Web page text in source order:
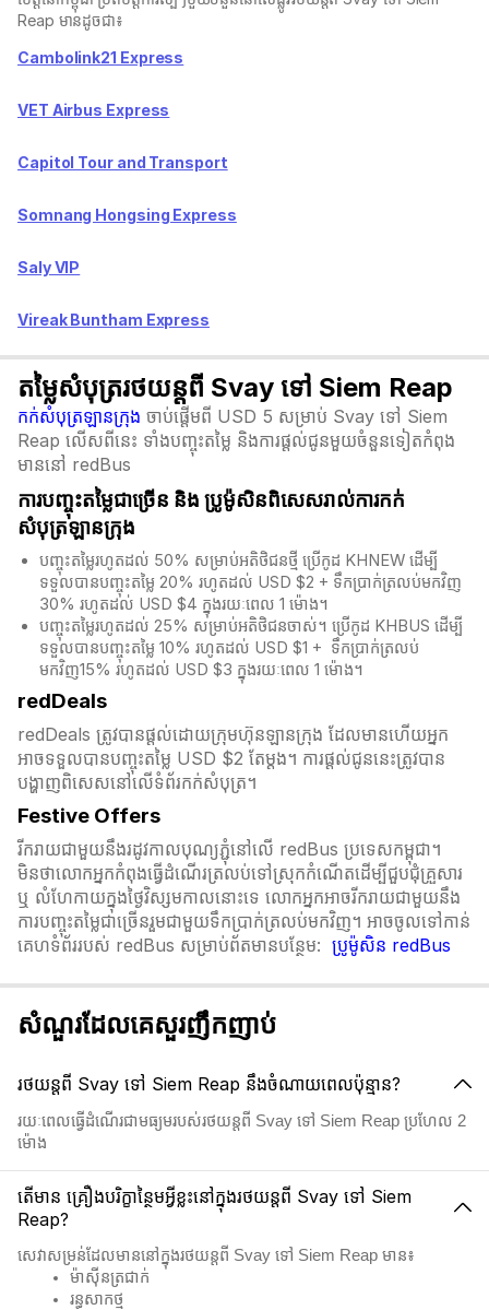
Reap មានដូចជា៖
Cambolink21 Express
VET Airbus Express
Capitol Tour and Transport
Somnang Hongsing Express
Saly VIP
Vireak Buntham Express
តម្លៃសំបុត្ររថយន្តពី Svay ទៅ Siem Reap
កក់សំបុត្រឡានក្រុង ចាប់ផ្តើមពី USD 5 សម្រាប់ Svay ទៅ Siem
Reap លើសពីនេះ ទាំងបញ្ចុះតម្លៃ និងការផ្តល់ជូនមួយចំនួនទៀតកំពុង
មាននៅ redBus
ការបញ្ចុះតម្លៃជាច្រើន និង​ ប្រូម៉ូសិនពិសេសរាល់ការកក់
សំបុត្រឡានក្រុង
បញ្ចុះតម្លៃរហូតដល់ 50% សម្រាប់អតិថិជនថ្មី ប្រើកូដ KHNEW ដើម្បី
ទទួលបានបញ្ចុះតម្លៃ 20% រហូតដល់ USD $2 + ទឹកប្រាក់ត្រលប់មកវិញ
30% រហូតដល់ USD $4 ក្នុងរយៈពេល 1 ម៉ោង។
បញ្ចុះតម្លៃរហូតដល់ 25% សម្រាប់អតិថិជនចាស់។ ប្រើកូដ KHBUS ដើម្បី
ទទួលបានបញ្ចុះតម្លៃ 10% រហូតដល់ USD $1 + ទឹកប្រាក់ត្រលប់
មកវិញ15% រហូតដល់ USD $3 ក្នុងរយៈពេល 1 ម៉ោង។
redDeals
redDeals ត្រូវបានផ្តល់ដោយក្រុមហ៊ុនឡានក្រុង ដែលមានហើយអ្នក
អាចទទួលបានបញ្ចុះតម្លៃ USD $2 តែម្ដង។ ការផ្តល់ជូននេះត្រូវបាន
បង្ហាញពិសេសនៅលើទំព័រកក់សំបុត្រ។​​
Festive Offers
រីករាយជាមួយនឹងរដូវកាលបុណ្យភ្ជុំ​នៅលើ redBus ប្រទេសកម្ពុជា។
មិនថាលោកអ្នកកំពុងធ្វើដំណើរត្រលប់ទៅស្រុកកំណើតដើម្បីជួបជុំគ្រួសារ
ឬ លំហែកាយក្នុងថ្ងៃវិស្សមកាលនោះទេ លោកអ្នកអាចរីករាយជាមួយនឹង
ការបញ្ចុះតម្លៃជាច្រើនរួមជាមួយទឹកប្រាក់ត្រលប់មកវិញ។ អាចចូលទៅកាន់
គេហទំព័ររបស់ redBus សម្រាប់ព័តមានបន្ថែម: ប្រូម៉ូសិន redBus
សំណួរដែលគេសួរញឹកញាប់
រថយន្តពី Svay ទៅ Siem Reap នឹងចំណាយពេលប៉ុន្មាន?
រយៈពេលធ្វើដំណើរជាមធ្យមរបស់រថយន្តពី Svay ទៅ Siem Reap ប្រហែល 2
ម៉ោង
តើមាន គ្រឿងបរិក្ខាន្ថៃមអ្វីខ្លះនៅក្នុងរថយន្តពី Svay ទៅ Siem
Reap?
សេវាសម្រន់ដែលមាននៅក្នុងរថយន្តពី Svay ទៅ Siem Reap មាន៖
ម៉ាស៊ីនត្រជាក់
រន្ធសាកថ្ម